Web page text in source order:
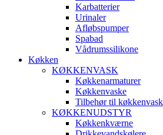
Karbatterier
Urinaler
Afløbspumper
Spabad
Vådrumssilikone
Køkken
KØKKENVASK
Køkkenarmaturer
Køkkenvaske
Tilbehør til
KØKKENUDSTYR
Køkkenkværne